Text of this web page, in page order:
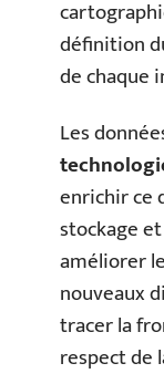
définition
de chaque
Les
enrichir ce
stockage
améliorer
nouveaux
tracer la
respect de